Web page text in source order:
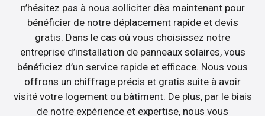
n’hésitez pas à nous solliciter dès maintenant pour
bénéficier de notre déplacement rapide et devis
gratis. Dans le cas où vous choisissez notre
entreprise d’installation de panneaux solaires, vous
bénéficiez d’un service rapide et efficace. Nous vous
offrons un chiffrage précis et gratis suite à avoir
visité votre logement ou bâtiment. De plus, par le biais
de notre expérience et expertise, nous vous